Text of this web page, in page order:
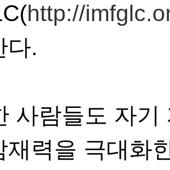
http://
다.
사람들도 자
재력을 극대화